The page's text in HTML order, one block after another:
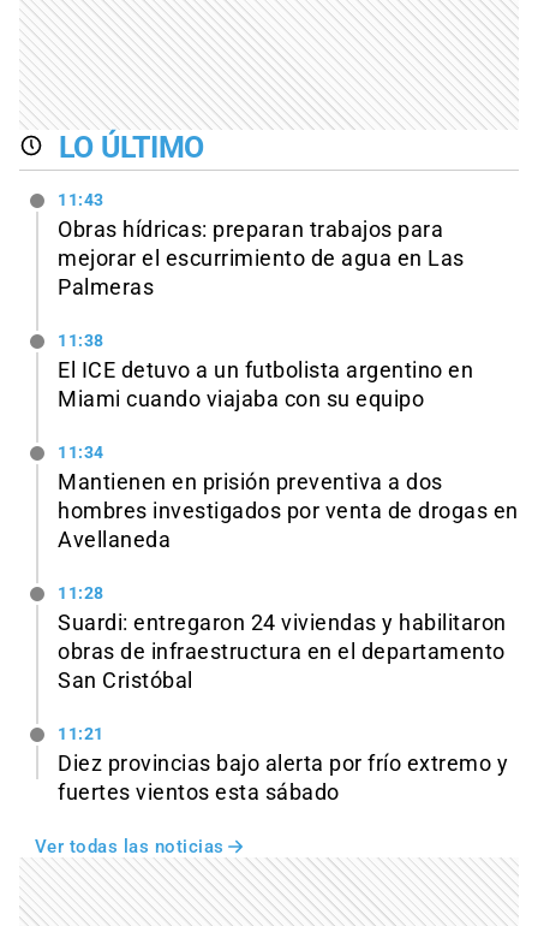
LO ÚLTIMO
11:43
Obras hídricas: preparan trabajos para
mejorar el escurrimiento de agua en Las
Palmeras
11:38
El ICE detuvo a un futbolista argentino en
Miami cuando viajaba con su equipo
11:34
Mantienen en prisión preventiva a dos
hombres investigados por venta de drogas en
Avellaneda
11:28
Suardi: entregaron 24 viviendas y habilitaron
obras de infraestructura en el departamento
San Cristóbal
11:21
Diez provincias bajo alerta por frío extremo y
fuertes vientos esta sábado
Ver todas las noticias